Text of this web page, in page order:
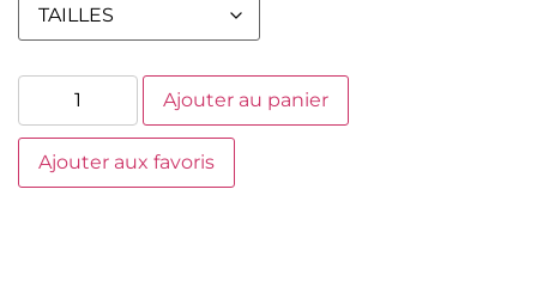
Ajouter au panier
Ajouter aux favoris